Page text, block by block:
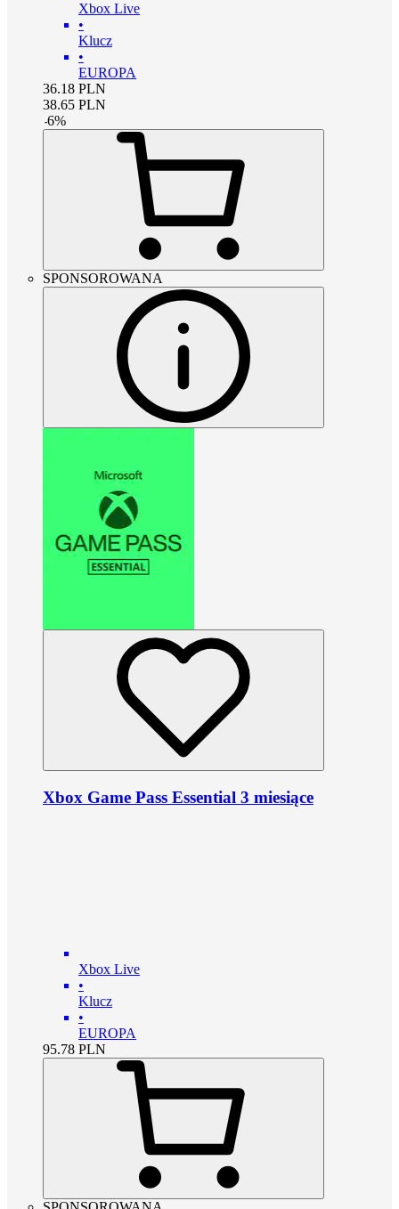
Xbox Live
•
Klucz
•
EUROPA
36.18 PLN
38.65 PLN
-6%
SPONSOROWANA
Xbox Game Pass Essential 3 miesiące
Xbox Live
•
Klucz
•
EUROPA
95.78 PLN